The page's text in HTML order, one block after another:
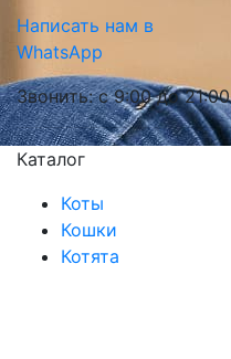
Написать нам в
WhatsApp
Звонить: с 9:00 до 21:00
Каталог
Коты
Кошки
Котята